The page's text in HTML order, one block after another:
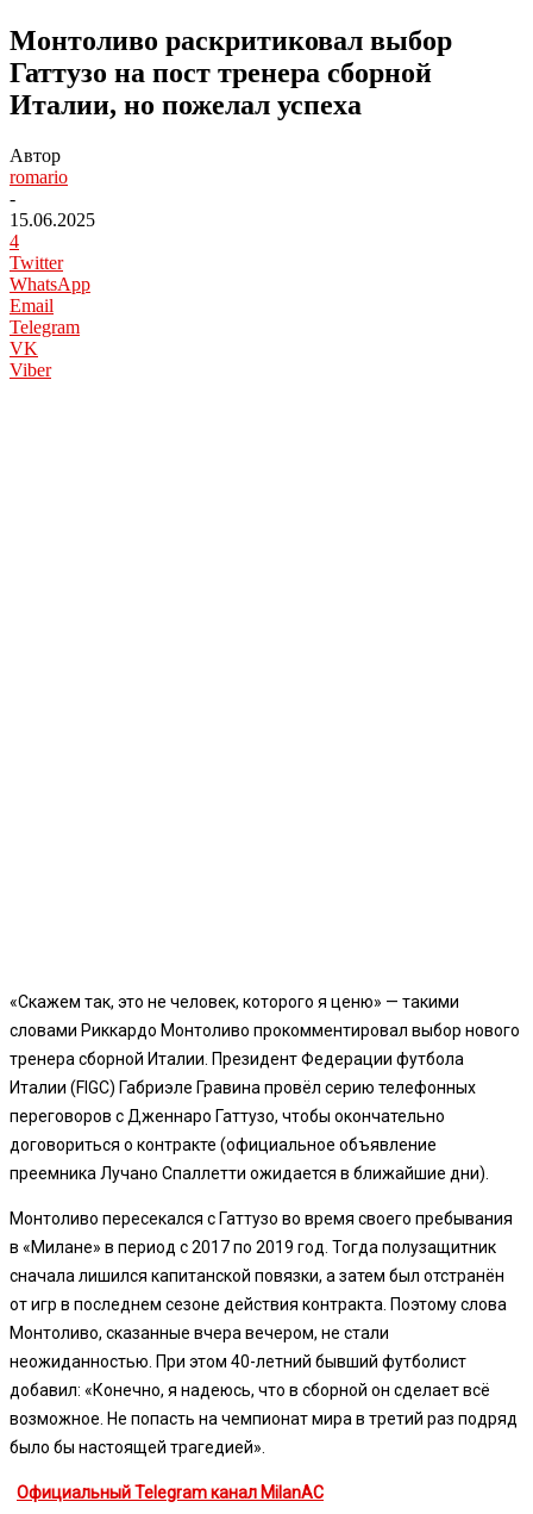
Монтоливо раскритиковал выбор
Гаттузо на пост тренера сборной
Италии, но пожелал успеха
Автор
romario
-
15.06.2025
4
Twitter
WhatsApp
Email
Telegram
VK
Viber
«Скажем так, это не человек, которого я ценю» — такими
словами Риккардо Монтоливо прокомментировал выбор нового
тренера сборной Италии. Президент Федерации футбола
Италии (FIGC) Габриэле Гравина провёл серию телефонных
переговоров с Дженнаро Гаттузо, чтобы окончательно
договориться о контракте (официальное объявление
преемника Лучано Спаллетти ожидается в ближайшие дни).
Монтоливо пересекался с Гаттузо во время своего пребывания
в «Милане» в период с 2017 по 2019 год. Тогда полузащитник
сначала лишился капитанской повязки, а затем был отстранён
от игр в последнем сезоне действия контракта. Поэтому слова
Монтоливо, сказанные вчера вечером, не стали
неожиданностью. При этом 40-летний бывший футболист
добавил: «Конечно, я надеюсь, что в сборной он сделает всё
возможное. Не попасть на чемпионат мира в третий раз подряд
было бы настоящей трагедией».
Официальный Telegram канал MilanAC